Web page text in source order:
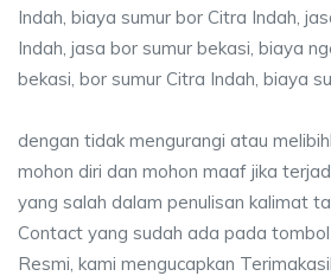
Indah, biaya sumur bor Citra Indah,
Indah, jasa bor sumur bekasi, biaya
bekasi, bor sumur Citra Indah, biaya
dengan tidak mengurangi atau
mohon diri dan mohon maaf jika
yang salah dalam penulisan kalimat
Contact yang sudah ada pada
Resmi, kami mengucapkan